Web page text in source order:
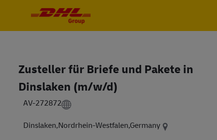
Zusteller für Briefe und Pakete in
Dinslaken (m/w/d)
AV-272872
Dinslaken,Nordrhein-Westfalen,Germany